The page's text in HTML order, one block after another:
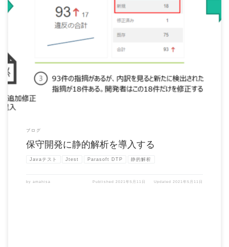
既存のJavaアプリケーションのバグ修正や機能追加の様な保守開発と言われるプロジ
ブログ
保守開発に静的解析を導入する
Javaテスト Jtest Parasoft DTP 静的解析
by amahisa Published 2021年5月11日 Updated 2021年5月11日